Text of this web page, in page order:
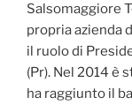
Salsomaggiore
propria azienda
il ruolo di
(Pr). Nel 2014 è
ha raggiunto il